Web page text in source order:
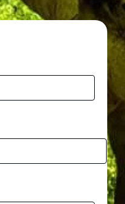
o
s
C
o
d
e